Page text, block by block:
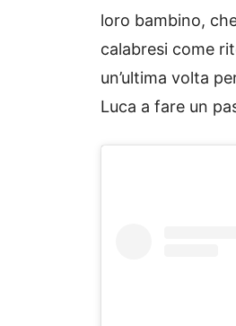
loro bambino,
calabresi come
un’ultima volta
Luca a fare un